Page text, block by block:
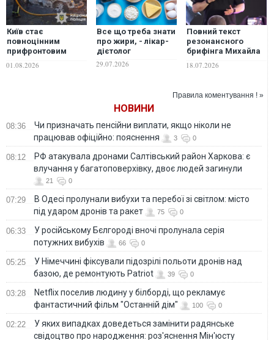
Київ стає
повноцінним
прифронтовим
про неможливість
01.08.2026
Все що треба знати
про жири, - лікар-
дієтолог
29.07.2026
Повний текст
резонансного
брифінга Михайла
18.07.2026
Правила коментування ! »
НОВИНИ
08:36
Чи призначать пенсійни виплати, якщо ніколи не
працював офіційно: пояснення
3 0
08:12
РФ атакувала дронами Салтівський район Харкова: є
влучання у багатоповерхівку, двоє людей загинули
21 0
07:29
В Одесі пролунали вибухи та перебої зі світлом: місто
під ударом дронів та ракет
75 0
06:33
У російському Бєлгороді вночі пролунала серія
потужних вибухів
66 0
05:25
У Німеччині фіксували підозрілі польоти дронів над
базою, де ремонтують Patriot
39 0
03:28
Netflix поселив людину у білборді, що рекламує
фантастичний фільм "Останній дім"
100 0
02:22
У яких випадках доведеться замінити радянське
свідоцтво про народження: роз'яснення Мін'юсту